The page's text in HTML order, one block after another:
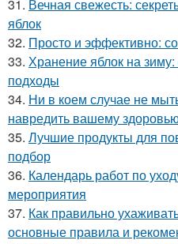
31. Вечная свежесть:
яблок
32. Просто и эффективно:
33. Хранение яблок на
подходы
34. Ни в коем случае не
навредить вашему
35. Лучшие продукты для
подбор
36. Календарь работ по
мероприятия
37. Как правильно
основные правила и